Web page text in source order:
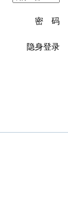
密 码
隐身登录